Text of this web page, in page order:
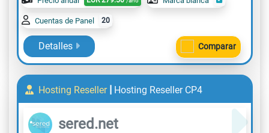
Cuentas de Panel 20
Detalles Comparar
Hosting Reseller | Hosting Reseller CP4
sered.net